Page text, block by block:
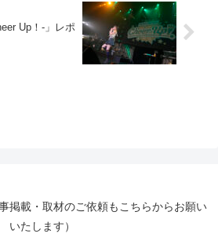
Up！-」レポ
掲載・取材のご依頼もこちらからお願い
いたします）